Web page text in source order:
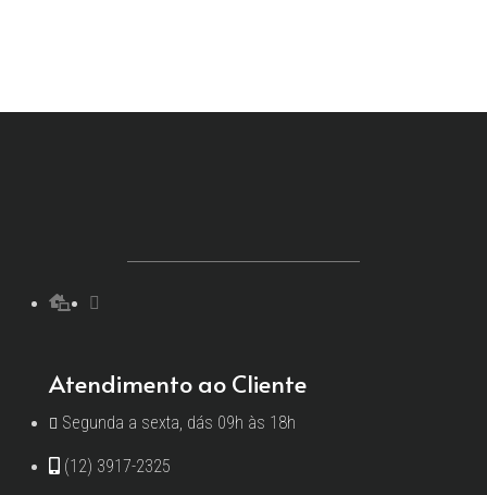
Atendimento ao Cliente
Segunda a sexta, dás 09h às 18h
(12) 3917-2325